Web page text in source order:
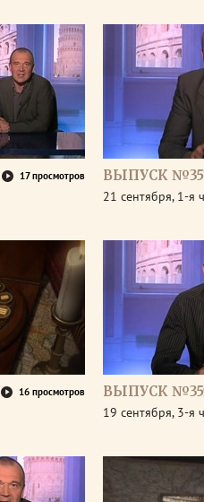
17 просмотров ВЫПУСК
21 сентября, 1-я
16 просмотров ВЫПУСК
19 сентября, 3-я